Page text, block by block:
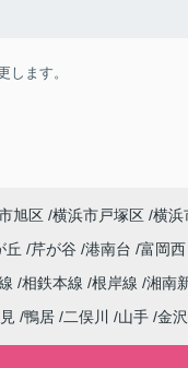
します。
旭区 横浜市戸塚区 横浜
丘 芹が谷 港南台 富岡西
相鉄本線 根岸線 湘南
鴨居 二俣川 山手 金